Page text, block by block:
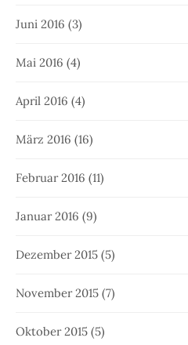
Juni 2016 (3)
Mai 2016 (4)
April 2016 (4)
März 2016 (16)
Februar 2016 (11)
Januar 2016 (9)
Dezember 2015 (5)
November 2015 (7)
Oktober 2015 (5)